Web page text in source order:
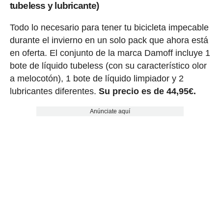
tubeless y lubricante)
Todo lo necesario para tener tu bicicleta impecable
durante el invierno en un solo pack que ahora está
en oferta. El conjunto de la marca Damoff incluye 1
bote de líquido tubeless (con su característico olor
a melocotón), 1 bote de líquido limpiador y 2
lubricantes diferentes. Su precio es de 44,95€.
Anúnciate aquí